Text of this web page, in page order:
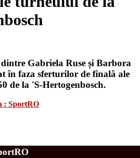
Gabriela Ruse și Barbora
în faza sferturilor de finală ale
de la 'S-Hertogenbosch.
: SportRO